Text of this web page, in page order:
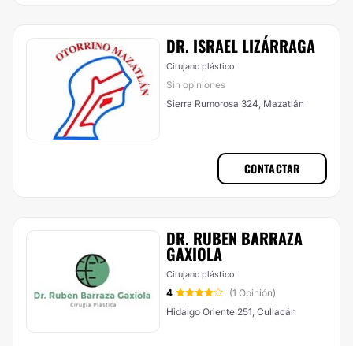
DR. ISRAEL LIZÁRRAGA
Cirujano plástico
Sin opiniones
Sierra Rumorosa 324, Mazatlán
CONTACTAR
DR. RUBEN BARRAZA
GAXIOLA
Cirujano plástico
4
(1 Opinión)
Hidalgo Oriente 251, Culiacán